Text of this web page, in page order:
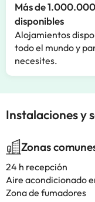
Más de
disponibles
Alojamientos
todo el mundo y
necesites.
Instalaciones y
Zonas
24 h recepción
Aire acondicionado
Zona de fumadores